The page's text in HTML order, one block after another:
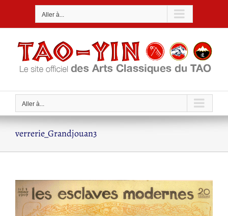
Aller à...
Aller à...
verrerie_Grandjouan3